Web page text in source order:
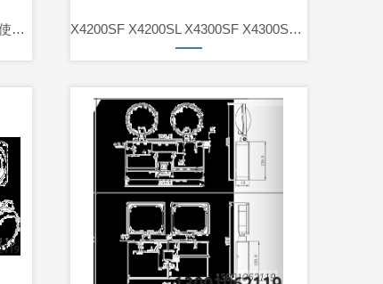
X4300 X4300L X4400 X4400L 安装使用说明书 V1. X4200SF X4200SL X4300SF X4300SL 安装使用说明书